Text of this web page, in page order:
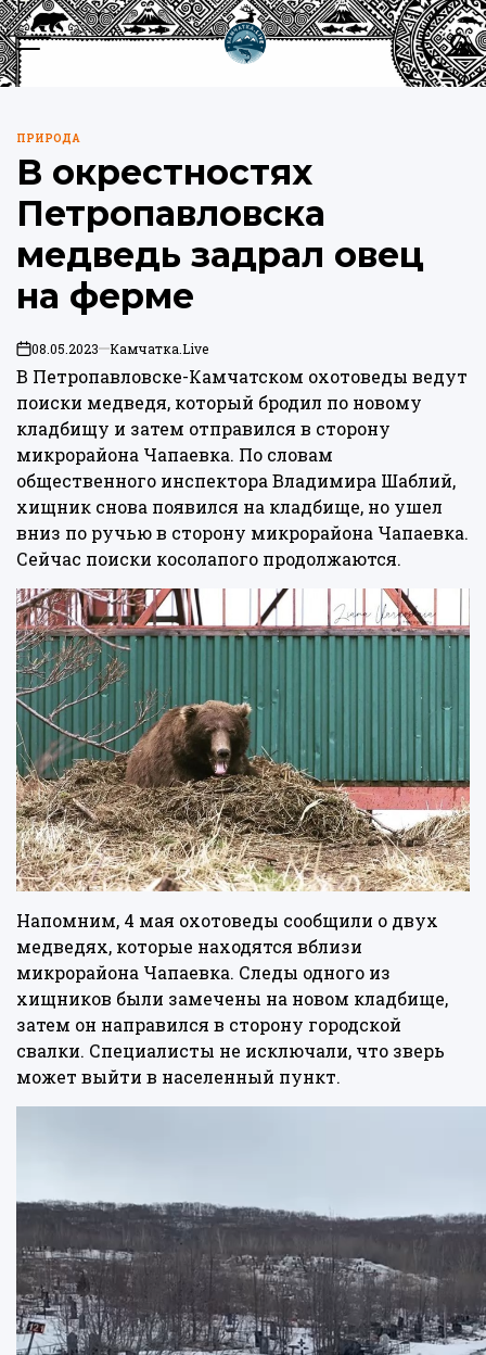
Перейти
к
содержимому
Меню
ОПУБЛИКОВАНО
В
ПРИРОДА
В окрестностях
Петропавловска
медведь задрал овец
на ферме
on08.05.2023 Камчатка.Live
В Петропавловске-Камчатском охотоведы ведут
поиски медведя, который бродил по новому
кладбищу и затем отправился в сторону
микрорайона Чапаевка. По словам
общественного инспектора Владимира Шаблий,
хищник снова появился на кладбище, но ушел
вниз по ручью в сторону микрорайона Чапаевка.
Сейчас поиски косолапого продолжаются.
Напомним, 4 мая охотоведы сообщили о двух
медведях, которые находятся вблизи
микрорайона Чапаевка. Следы одного из
хищников были замечены на новом кладбище,
затем он направился в сторону городской
свалки. Специалисты не исключали, что зверь
может выйти в населенный пункт.